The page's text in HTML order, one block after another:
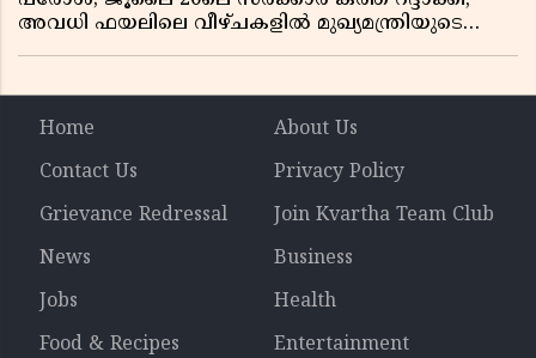
അവധി ഫയലിലെ വീഴ്ചകളിൽ മുഖ്യമന്ത്രിയുടെ
Home
About Us
Contact Us
Privacy Policy
Grievance Redressal
Join Kvartha Team Club
News
Business
Jobs
Health
Food & Recipes
Entertainment